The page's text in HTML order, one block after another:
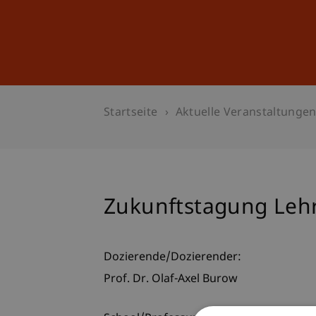
Startseite Aktuelle Veranstaltungen
Zukunftstagung
Dozierende/Dozierender:
Prof. Dr. Olaf-Axel Burow